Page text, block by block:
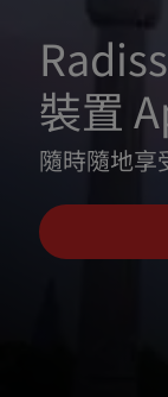
裝置
隨時隨地享